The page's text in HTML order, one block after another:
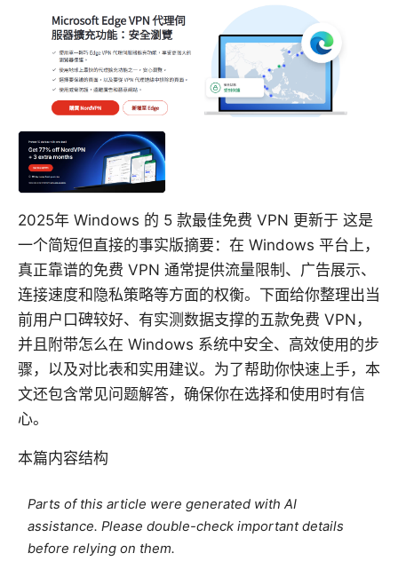
2025年 Windows 的 5 款最佳免费 VPN 更新于 这是
一个简短但直接的事实版摘要：在 Windows 平台上，
真正靠谱的免费 VPN 通常提供流量限制、广告展示、
连接速度和隐私策略等方面的权衡。下面给你整理出当
前用户口碑较好、有实测数据支撑的五款免费 VPN，
并且附带怎么在 Windows 系统中安全、高效使用的步
骤，以及对比表和实用建议。为了帮助你快速上手，本
文还包含常见问题解答，确保你在选择和使用时有信
心。
本篇内容结构
Parts of this article were generated with AI
assistance. Please double-check important details
before relying on them.